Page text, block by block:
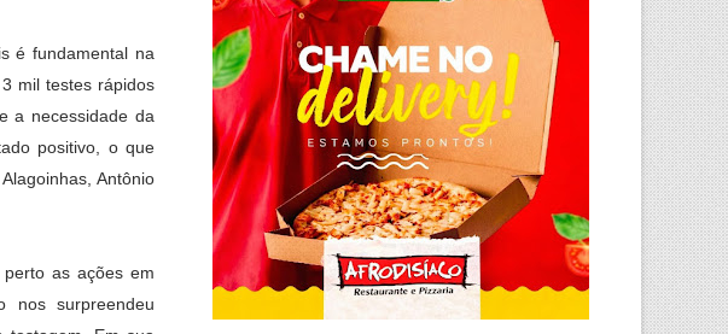
é fundamental na
mil testes rápidos
a necessidade da
positivo, o que
Antônio
as ações em
nos surpreendeu